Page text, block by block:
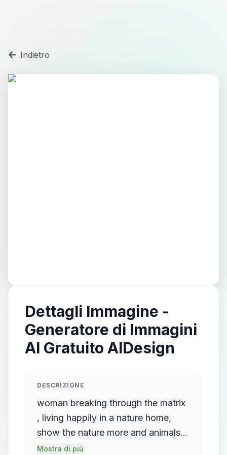
Indietro
Dettagli Immagine -
Generatore di Immagini
AI Gratuito AIDesign
DESCRIZIONE
woman breaking through the matrix
, living happily in a nature home,
show the nature more and animals
all around her , lots of animals
Mostra di più